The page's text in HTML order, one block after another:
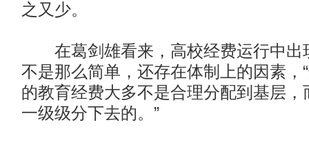
之又少。
在葛剑雄看来，高校经费运行中出
不是那么简单，还存在体制上的因素，
的教育经费大多不是合理分配到基层，
一级级分下去的。”